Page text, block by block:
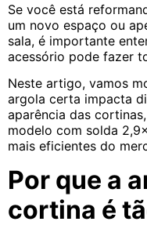
Se você está
um novo espaço ou
sala, é importante
acessório pode fazer
Neste artigo, vamos
argola certa impacta
aparência das
modelo com solda
mais eficientes do
Por que a
cortina é